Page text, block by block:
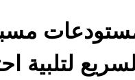
لتلبية